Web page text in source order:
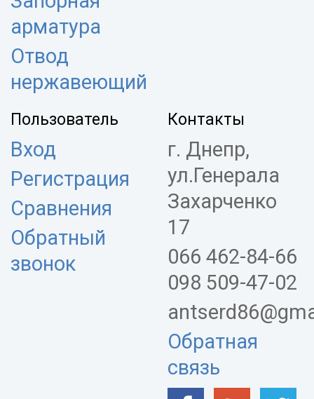
арматура
Отвод
нержавеющий
Пользователь
Вход
Регистрация
Сравнения
Обратный
звонок
Контакты
г. Днепр,
ул.Генерала
Захарченко
17
066 462-84-66
098 509-47-02
Обратная
связь